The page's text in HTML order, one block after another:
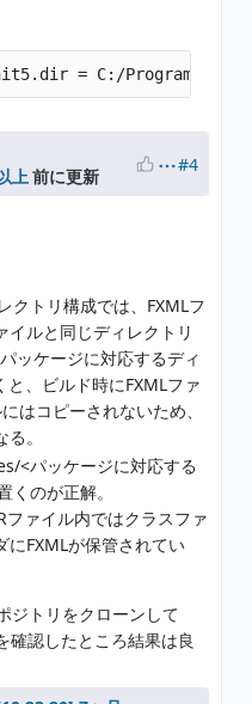
上前に更新
#4
クトリ構成では、FXMLフ
イルと同じディレクトリ
ッケージに対応するディ
と、ビルド時にFXMLファ
はコピーされないため、
。
<パッケージに対応する
くのが正解。
ァイル内ではクラスファ
にFXMLが保管されてい
ジトリをクローンして
認したところ結果は良